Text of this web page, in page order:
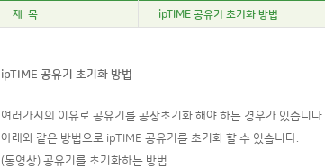
제 목 ipTIME 공유기 초기화 방법
ipTIME 공유기 초기화 방법
여러가지의 이유로 공유기를 공장초기화 해야 하는 경우가 있습니다.
아래와 같은 방법으로 ipTIME 공유기를 초기화 할 수 있습니다.
(동영상) 공유기를 초기화하는 방법